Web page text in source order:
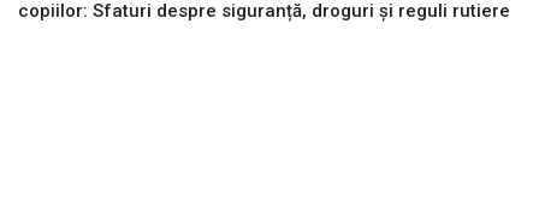
copiilor: Sfaturi despre siguranță, droguri și reguli rutiere